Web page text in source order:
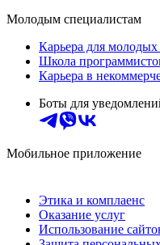
Молодым специалистам
Карьера для молодых
Школа
Карьера в
Боты для
Мобильное приложение
Этика и комплаенс
Оказание услуг
Использование